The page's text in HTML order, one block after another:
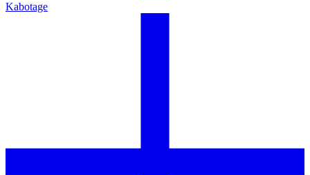
Kabotage